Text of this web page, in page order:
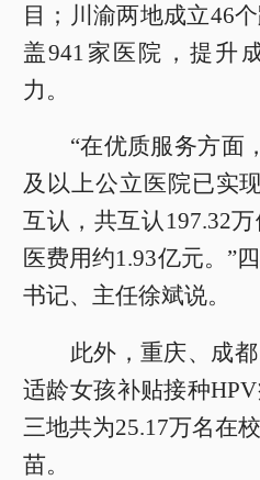
目；川渝两地成立46
盖941家医院，提升
力。
“在优质服务方面，
及以上公立医院已实
互认，共互认197.32
医费用约1.93亿元。”
书记、主任徐斌说。
此外，重庆、成都
适龄女孩补贴接种
三地共为25.17万名在
苗。